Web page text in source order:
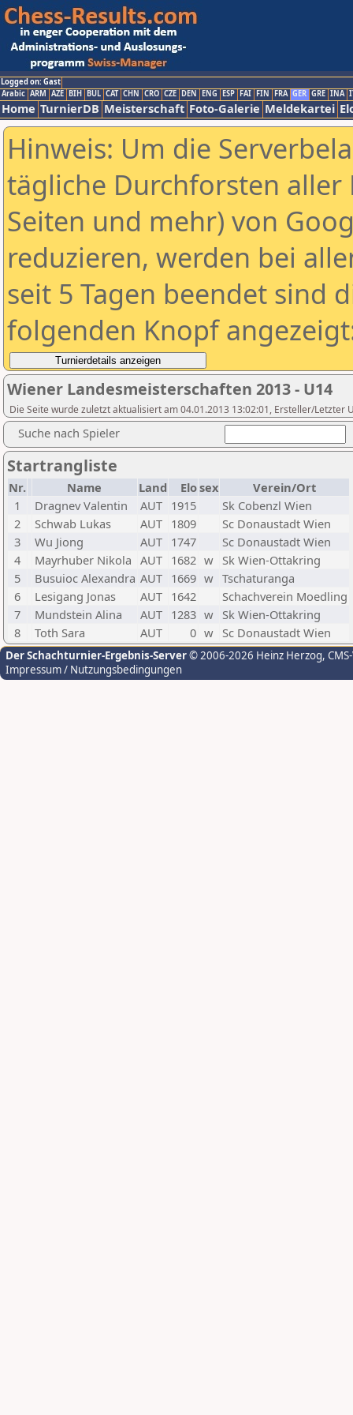
Logged on: Gast
Arabic ARM AZE BIH BUL CAT CHN CRO CZE DEN ENG ESP FAI FIN FRA GER GRE INA
Home TurnierDB Meisterschaft Foto-Galerie Meldekartei
Hinweis: Um die
tägliche Durchforsten aller
Seiten und mehr) von
reduzieren, werden bei
seit 5 Tagen beendet sind
folgenden Knopf
Wiener Landesmeisterschaften 2013 - U14
Die Seite wurde zuletzt aktualisiert am 04.01.2013 13:02:01, Ersteller/Letzter
Suche nach Spieler
Startrangliste
Nr. Name Land Elosex
Verein/Ort
1
Dragnev Valentin AUT 1915
Sk Cobenzl Wien
2
Schwab Lukas AUT 1809
Sc Donaustadt Wien
3
Wu Jiong AUT 1747
Sc Donaustadt Wien
4
Mayrhuber Nikola AUT 1682 w Sk Wien-Ottakring
5
Busuioc Alexandra AUT 1669 w Tschaturanga
6
Lesigang Jonas AUT 1642
Schachverein Moedling
7
Mundstein Alina AUT 1283 w Sk Wien-Ottakring
8
Toth Sara AUT 0 w Sc Donaustadt Wien
Der Schachturnier-Ergebnis-Server© 2006-2026 Heinz Herzog,
Impressum / Nutzungsbedingungen